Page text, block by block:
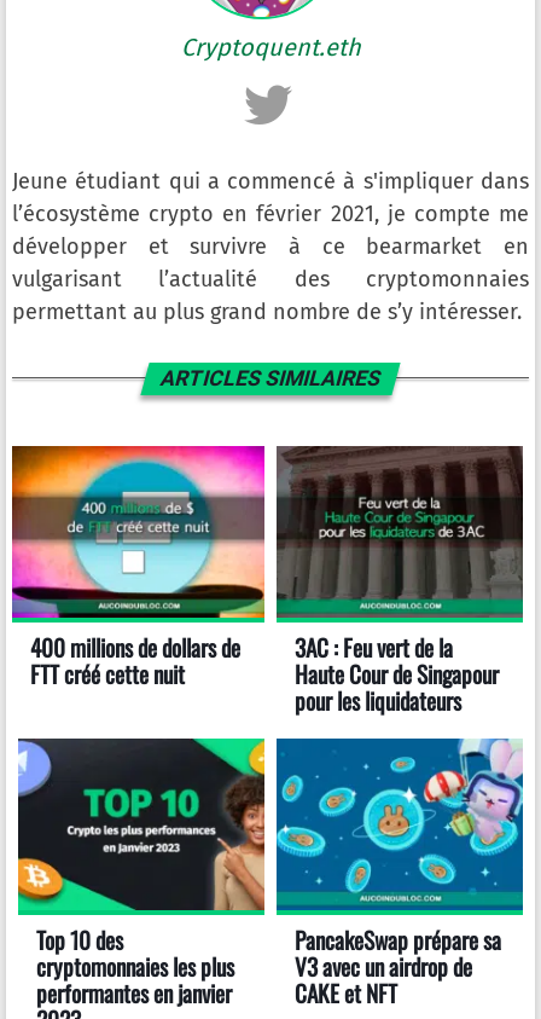
Cryptoquent.eth
Jeune étudiant qui a commencé à s'impliquer dans
l’écosystème crypto en février 2021, je compte me
développer et survivre à ce bearmarket en
vulgarisant l’actualité des cryptomonnaies
permettant au plus grand nombre de s’y intéresser.
ARTICLES SIMILAIRES
400 millions de dollars de
FTT créé cette nuit
3AC : Feu vert de la
Haute Cour de Singapour
pour les liquidateurs
Top 10 des
cryptomonnaies les plus
performantes en janvier
PancakeSwap prépare sa
V3 avec un airdrop de
CAKE et NFT